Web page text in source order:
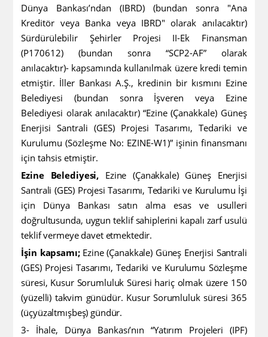
Dünya Bankası’ndan (IBRD) (bundan sonra "Ana
Kreditör veya Banka veya IBRD" olarak anılacaktır)
Sürdürülebilir Şehirler Projesi II-Ek Finansman
(P170612) (bundan sonra “SCP2-AF” olarak
anılacaktır)- kapsamında kullanılmak üzere kredi temin
etmiştir. İller Bankası A.Ş., kredinin bir kısmını Ezine
Belediyesi (bundan sonra İşveren veya Ezine
Belediyesi olarak anılacaktır) “Ezine (Çanakkale) Güneş
Enerjisi Santrali (GES) Projesi Tasarımı, Tedariki ve
Kurulumu (Sözleşme No: EZINE-W1)” işinin finansmanı
için tahsis etmiştir.
Ezine Belediyesi, Ezine (Çanakkale) Güneş Enerjisi
Santrali (GES) Projesi Tasarımı, Tedariki ve Kurulumu İşi
için Dünya Bankası satın alma esas ve usulleri
doğrultusunda, uygun teklif sahiplerini kapalı zarf usulü
teklif vermeye davet etmektedir.
İşin kapsamı;Ezine (Çanakkale) Güneş Enerjisi Santrali
(GES) Projesi Tasarımı, Tedariki ve Kurulumu Sözleşme
süresi, Kusur Sorumluluk Süresi hariç olmak üzere 150
(yüzelli) takvim günüdür. Kusur Sorumluluk süresi 365
(üçyüzaltmışbeş) gündür.
3- İhale, Dünya Bankası’nın “Yatırım Projeleri (IPF)